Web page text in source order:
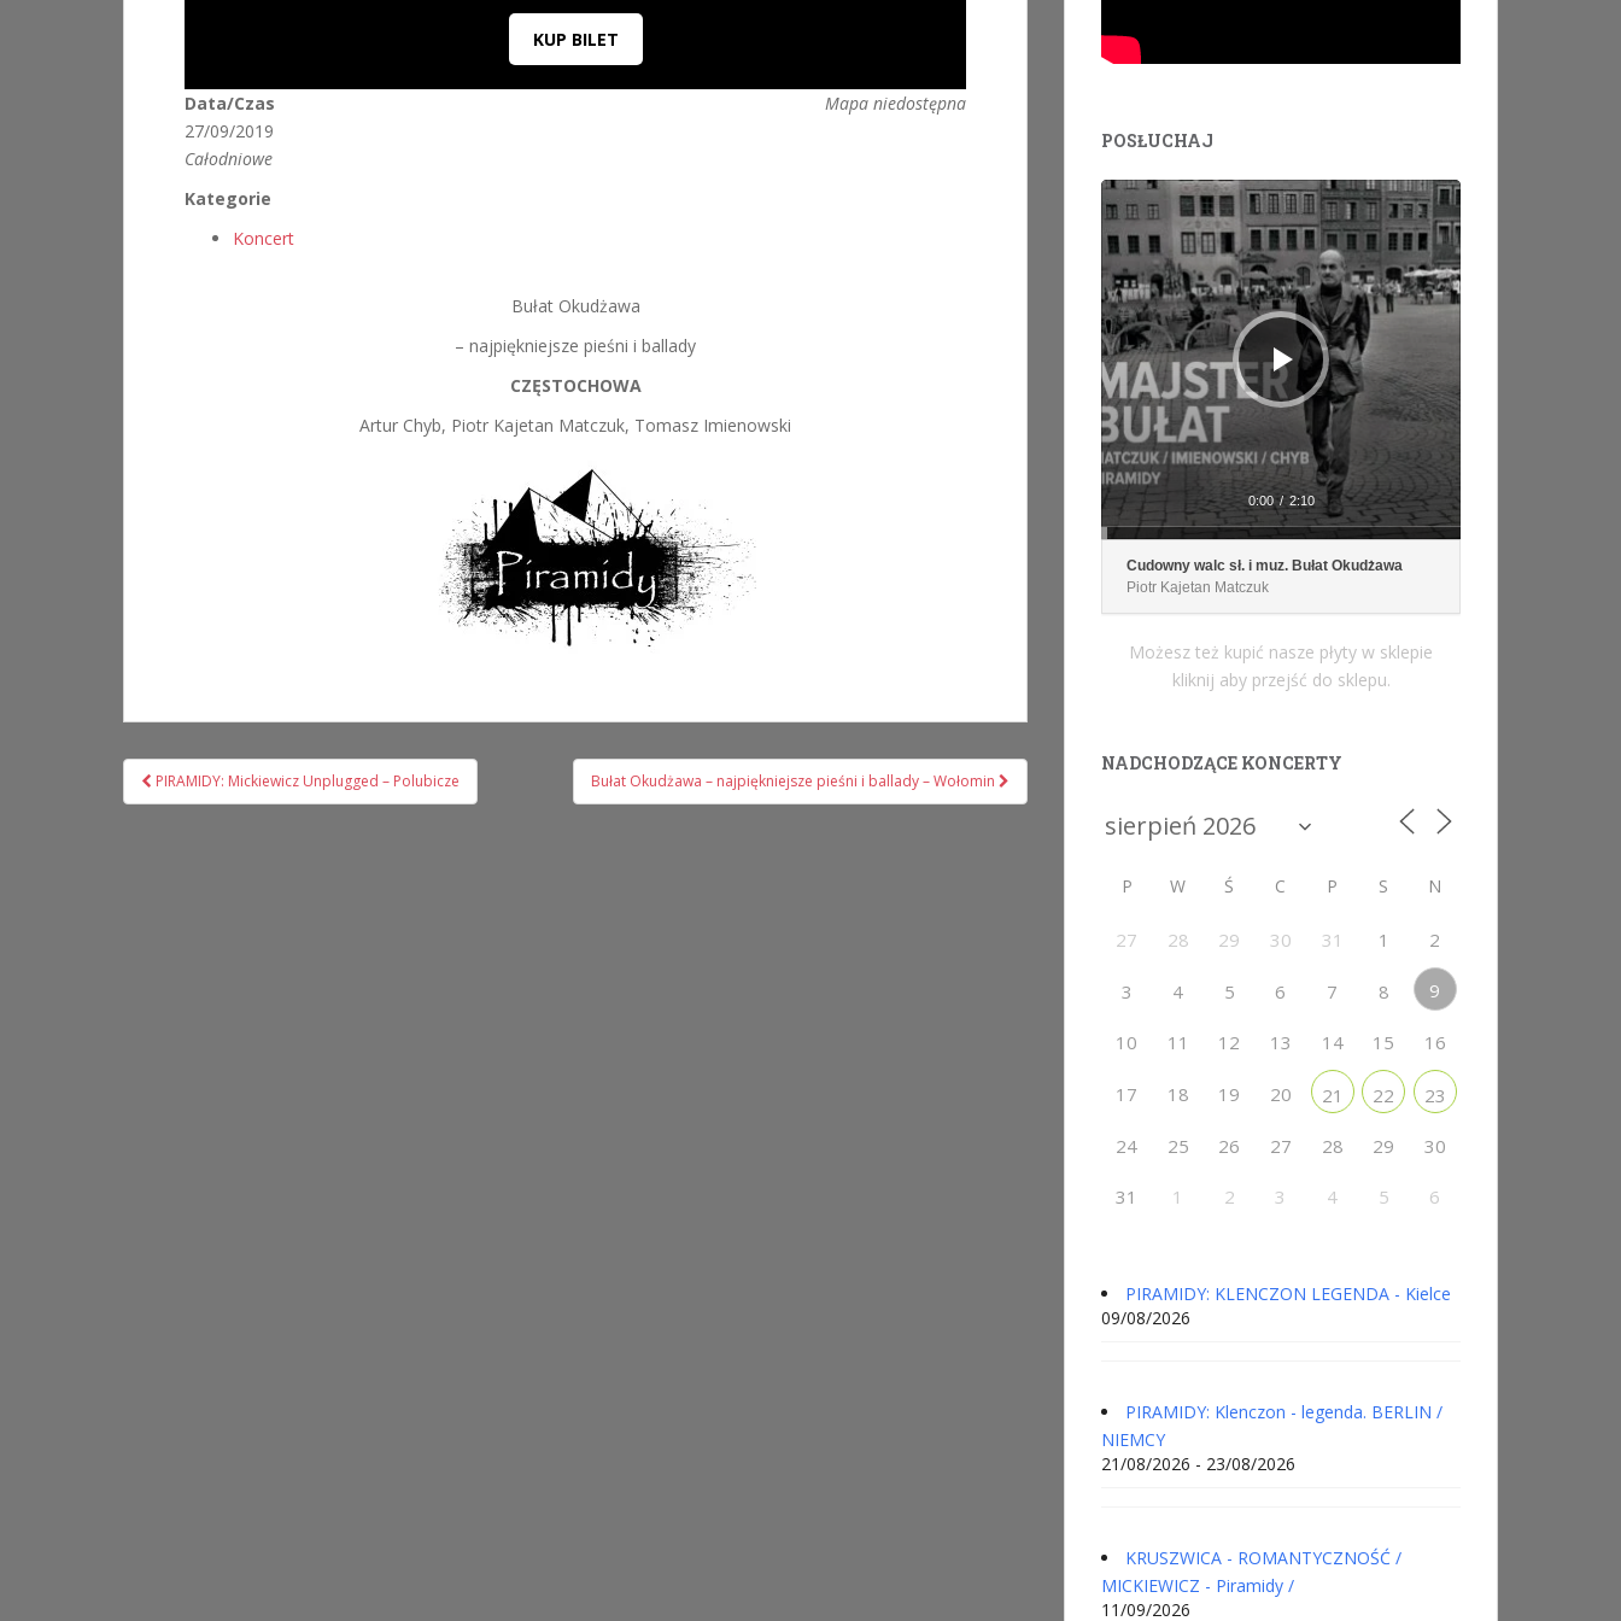
KUP BILET
Mapa niedostępna
Data/Czas
27/09/2019
Całodniowe
Kategorie
Koncert
Bułat Okudżawa
– najpiękniejsze pieśni i ballady
CZĘSTOCHOWA
Artur Chyb, Piotr Kajetan Matczuk, Tomasz Imienowski
Nawigacja
wpisu
PIRAMIDY: Mickiewicz Unplugged – Polubicze Bułat Okudżawa – najpiękniejsze pieśni i ballady – Wołomin
POSŁUCHAJ
Odtwarzacz
plików
dźwiękowych
0:00 / 2:10
Cudowny walc sł. i muz. Bułat Okudżawa
Piotr Kajetan Matczuk
Możesz też kupić nasze płyty w sklepie
kliknij aby przejść do sklepu.
NADCHODZĄCE KONCERTY
P W Ś C P S N
27 28 29 30 31 1 2
3 4 5 6 7 8 9
10 11 12 13 14 15 16
17 18 19 20 21 22 23
24 25 26 27 28 29 30
31 1 2 3 4 5 6
PIRAMIDY: KLENCZON LEGENDA - Kielce
09/08/2026
PIRAMIDY: Klenczon - legenda. BERLIN /
NIEMCY
21/08/2026 - 23/08/2026
KRUSZWICA - ROMANTYCZNOŚĆ /
MICKIEWICZ - Piramidy /
11/09/2026